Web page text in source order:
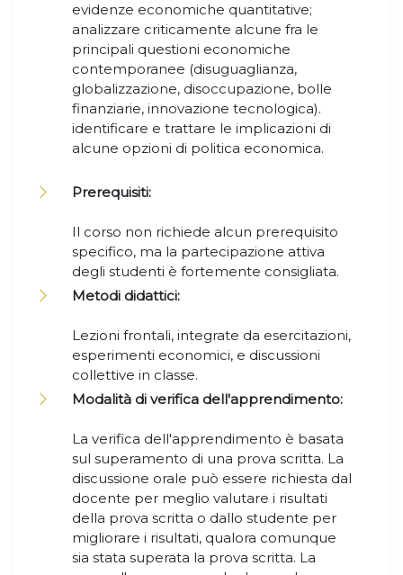
evidenze economiche quantitative;
analizzare criticamente alcune fra le
principali questioni economiche
contemporanee (disuguaglianza,
globalizzazione, disoccupazione, bolle
finanziarie, innovazione tecnologica).
identificare e trattare le implicazioni di
alcune opzioni di politica economica.
Prerequisiti:
Il corso non richiede alcun prerequisito
specifico, ma la partecipazione attiva
degli studenti è fortemente consigliata.
Metodi didattici:
Lezioni frontali, integrate da esercitazioni,
esperimenti economici, e discussioni
collettive in classe.
Modalità di verifica dell'apprendimento:
La verifica dell'apprendimento è basata
sul superamento di una prova scritta. La
discussione orale può essere richiesta dal
docente per meglio valutare i risultati
della prova scritta o dallo studente per
migliorare i risultati, qualora comunque
sia stata superata la prova scritta. La